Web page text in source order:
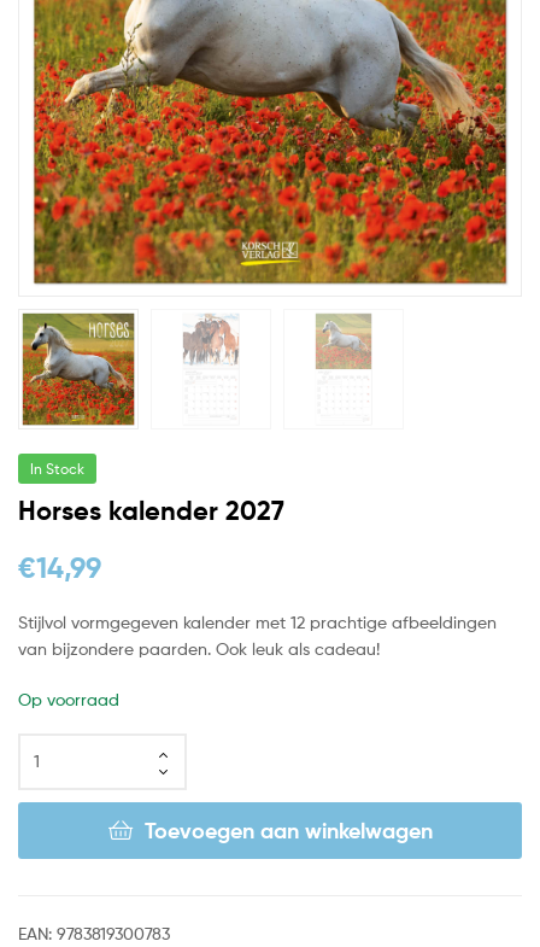
In Stock
Horses kalender 2027
€14,99
Stijlvol vormgegeven kalender met 12 prachtige afbeeldingen
van bijzondere paarden. Ook leuk als cadeau!
Op voorraad
Toevoegen aan winkelwagen
EAN: 9783819300783